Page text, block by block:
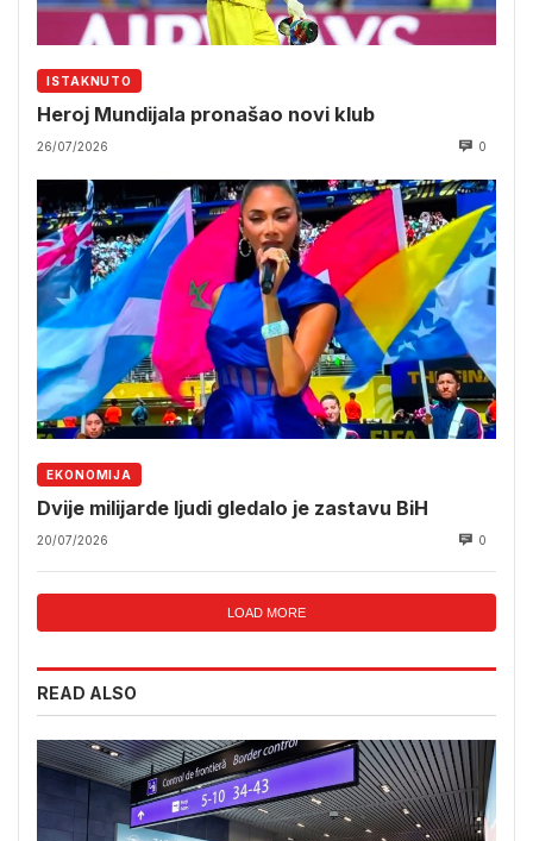
ISTAKNUTO
Heroj Mundijala pronašao novi klub
26/07/2026 0
EKONOMIJA
Dvije milijarde ljudi gledalo je zastavu BiH
20/07/2026 0
LOAD MORE
READ ALSO